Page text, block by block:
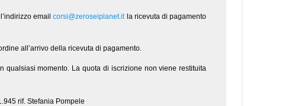
emailcorsi@zeroseiplanet.itla ricevuta di pagamento
all’arrivo della ricevuta di pagamento.
qualsiasi momento. La quota di iscrizione non viene restituita
rif. Stefania Pompele